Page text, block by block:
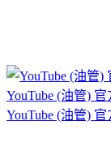
YouTube (油管)
YouTube (油管)